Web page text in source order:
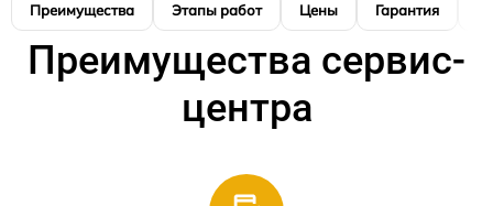
Преимущества Этапы работ Цены Гарантия
Преимущества сервис-
центра